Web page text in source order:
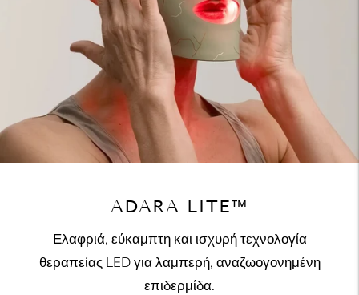
ADARA LITE™
Ελαφριά, εύκαμπτη και ισχυρή τεχνολογία
θεραπείας LED για λαμπερή, αναζωογονημένη
επιδερμίδα.